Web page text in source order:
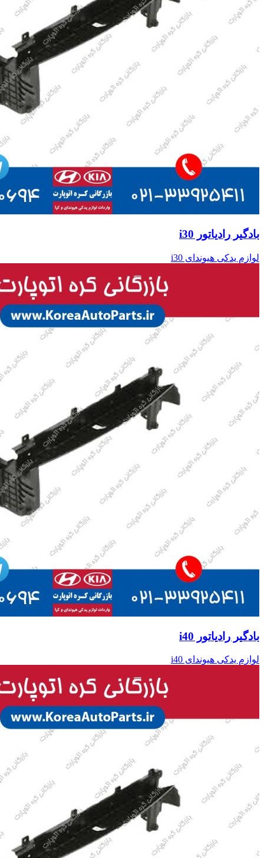
بادگیر رادیاتور i30
لوازم یدکی هیوندای i30
بادگیر رادیاتور i40
لوازم یدکی هیوندای i40